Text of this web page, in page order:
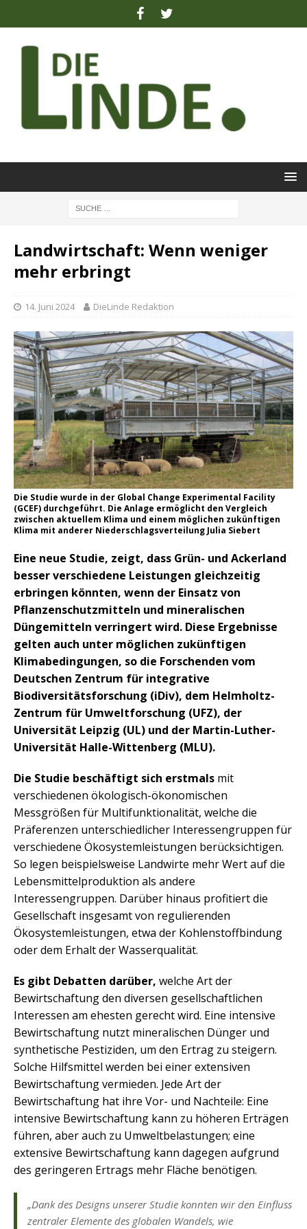
Landwirtschaft: Wenn weniger
mehr erbringt
14. Juni 2024 DieLinde Redaktion
Die Studie wurde in der Global Change Experimental Facility
(GCEF) durchgeführt. Die Anlage ermöglicht den Vergleich
zwischen aktuellem Klima und einem möglichen zukünftigen
Klima mit anderer Niederschlagsverteilung Julia Siebert
Eine neue Studie, zeigt, dass Grün- und Ackerland
besser verschiedene Leistungen gleichzeitig
erbringen könnten, wenn der Einsatz von
Pflanzenschutzmitteln und mineralischen
Düngemitteln verringert wird. Diese Ergebnisse
gelten auch unter möglichen zukünftigen
Klimabedingungen, so die Forschenden vom
Deutschen Zentrum für integrative
Biodiversitätsforschung (iDiv), dem Helmholtz-
Zentrum für Umweltforschung (UFZ), der
Universität Leipzig (UL) und der Martin-Luther-
Universität Halle-Wittenberg (MLU).
Die Studie beschäftigt sich erstmals mit
verschiedenen ökologisch-ökonomischen
Messgrößen für Multifunktionalität, welche die
Präferenzen unterschiedlicher Interessengruppen für
verschiedene Ökosystemleistungen berücksichtigen.
So legen beispielsweise Landwirte mehr Wert auf die
Lebensmittelproduktion als andere
Interessengruppen. Darüber hinaus profitiert die
Gesellschaft insgesamt von regulierenden
Ökosystemleistungen, etwa der Kohlenstoffbindung
oder dem Erhalt der Wasserqualität.
Es gibt Debatten darüber, welche Art der
Bewirtschaftung den diversen gesellschaftlichen
Interessen am ehesten gerecht wird. Eine intensive
Bewirtschaftung nutzt mineralischen Dünger und
synthetische Pestiziden, um den Ertrag zu steigern.
Solche Hilfsmittel werden bei einer extensiven
Bewirtschaftung vermieden. Jede Art der
Bewirtschaftung hat ihre Vor- und Nachteile: Eine
intensive Bewirtschaftung kann zu höheren Erträgen
führen, aber auch zu Umweltbelastungen; eine
extensive Bewirtschaftung kann dagegen aufgrund
des geringeren Ertrags mehr Fläche benötigen.
„Dank des Designs unserer Studie konnten wir den Einfluss
zentraler Elemente des globalen Wandels, wie